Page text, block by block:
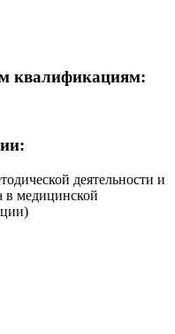
квалификациям:
деятельности и
в медицинской